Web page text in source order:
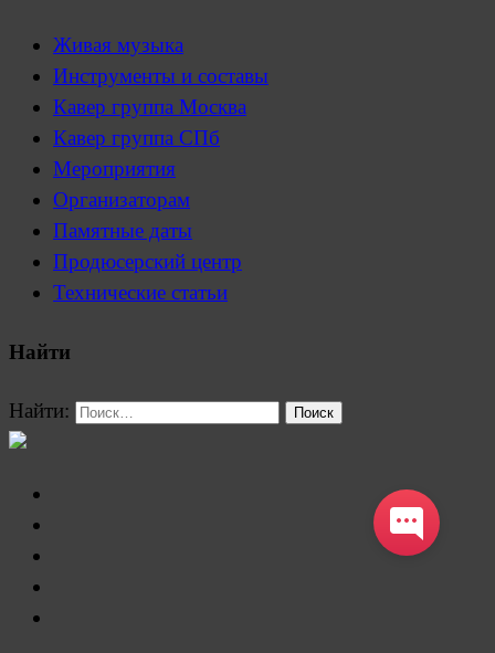
Живая музыка
Инструменты и составы
Кавер группа Москва
Кавер группа СПб
Мероприятия
Организаторам
Памятные даты
Продюсерский центр
Технические статьи
Найти
Найти: